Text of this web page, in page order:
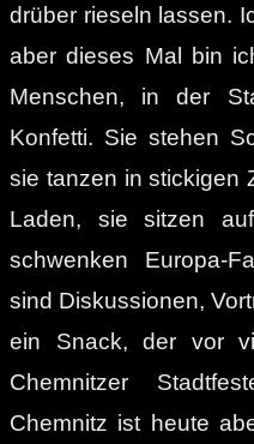
drüber rieseln lassen.
aber dieses Mal bin
Menschen, in der
Konfetti. Sie stehen
sie tanzen in stickigen
Laden, sie sitzen
schwenken Europa-
sind Diskussionen,
ein Snack, der vor
Chemnitzer
Chemnitz ist heute